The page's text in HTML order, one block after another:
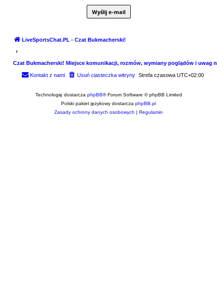
LiveSportsChat.PL - Czat Bukmacherski!
Czat Bukmacherski! Miejsce komunikacji, rozmów, wymiany poglądów i
Strefa czasowa UTC+02:00
Usuń ciasteczka witryny
Kontakt z nami
Technologię dostarcza phpBB® Forum Software © phpBB Limited
Polski pakiet językowy dostarcza phpBB.pl
Zasady ochrony danych osobowych | Regulamin